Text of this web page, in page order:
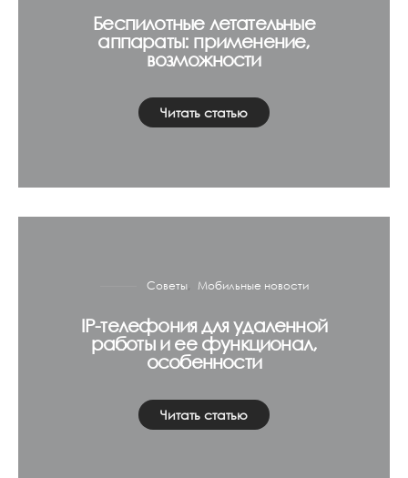
Беспилотные летательные
аппараты: применение,
возможности
Читать статью
Советы Мобильные новости
IP-телефония для удаленной
работы и ее функционал,
особенности
Читать статью